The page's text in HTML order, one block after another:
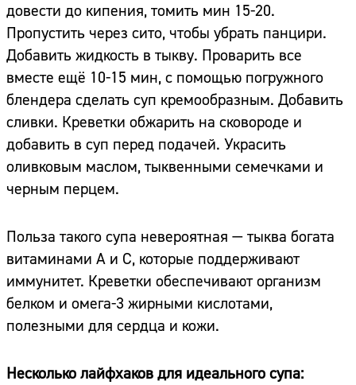
довести до кипения, томить мин 15-20.
Пропустить через сито, чтобы убрать панцири.
Добавить жидкость в тыкву. Проварить все
вместе ещё 10-15 мин, с помощью погружного
блендера сделать суп кремообразным. Добавить
сливки. Креветки обжарить на сковороде и
добавить в суп перед подачей. Украсить
оливковым маслом, тыквенными семечками и
черным перцем.
Польза такого супа невероятная — тыква богата
витаминами A и C, которые поддерживают
иммунитет. Креветки обеспечивают организм
белком и омега-3 жирными кислотами,
полезными для сердца и кожи.
Несколько лайфхаков для идеального супа: